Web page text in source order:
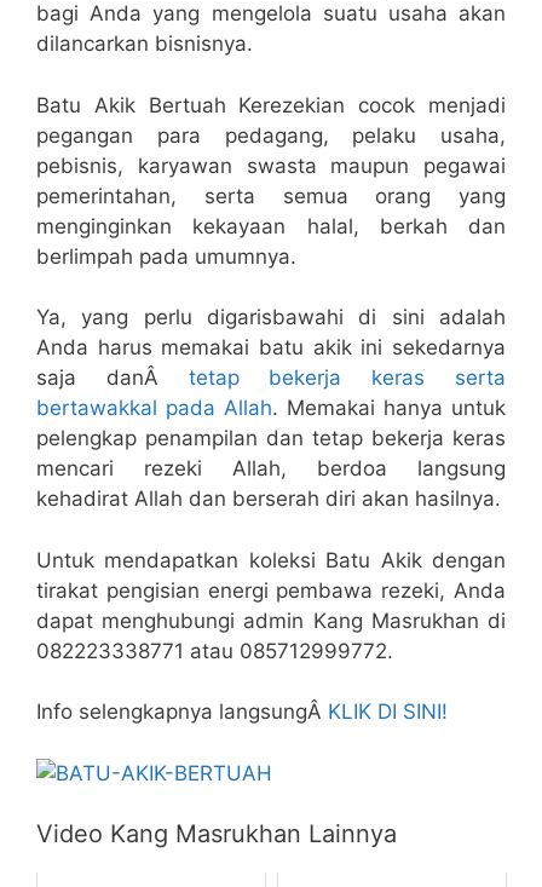
bagi Anda yang mengelola suatu usaha akan
dilancarkan bisnisnya.
Batu Akik Bertuah Kerezekian cocok menjadi
pegangan para pedagang, pelaku usaha,
pebisnis, karyawan swasta maupun pegawai
pemerintahan, serta semua orang yang
menginginkan kekayaan halal, berkah dan
berlimpah pada umumnya.
Ya, yang perlu digarisbawahi di sini adalah
Anda harus memakai batu akik ini sekedarnya
saja danÂ tetap bekerja keras serta
bertawakkal pada Allah. Memakai hanya untuk
pelengkap penampilan dan tetap bekerja keras
mencari rezeki Allah, berdoa langsung
kehadirat Allah dan berserah diri akan hasilnya.
Untuk mendapatkan koleksi Batu Akik dengan
tirakat pengisian energi pembawa rezeki, Anda
dapat menghubungi admin Kang Masrukhan di
082223338771 atau 085712999772.
Info selengkapnya langsungÂ KLIK DI SINI!
Video Kang Masrukhan Lainnya